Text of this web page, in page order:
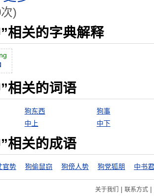
)
相关的字典解释
相关的词语
狗东西
狗事
中上 中下
相关的成语
官势 狗偷鼠窃 狗傍人势 狗党狐朋 中书君
关于我们 | 联系方式|